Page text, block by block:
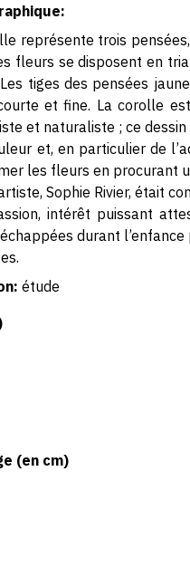
représente trois
fleurs se disposent en
tiges des pensées
et fine. La corolle
et naturaliste ; ce
et, en particulier de
les fleurs en procurant
Sophie Rivier, était
intérêt puissant
durant
étude
(en cm)